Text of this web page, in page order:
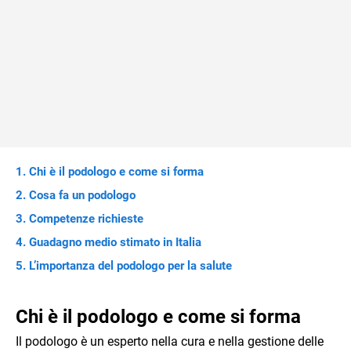
Chi è il podologo e come si forma
Cosa fa un podologo
Competenze richieste
Guadagno medio stimato in Italia
L’importanza del podologo per la salute
Chi è il podologo e come si forma
Il podologo è un esperto nella cura e nella gestione delle